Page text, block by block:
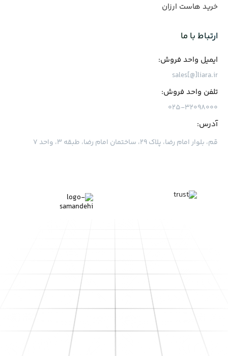
خرید هاست ارزان
ارتباط با ما
ایمیل واحد فروش:
sales[@]liara.ir
تلفن واحد فروش:
۰۲۵-۳۲۰۹۸۰۰۰
آدرس:
قم، بلوار امام رضا، پلاک ۲۹، ساختمان امام رضا، طبقه ۳، واحد ۷